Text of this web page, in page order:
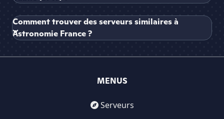
Comment trouver des serveurs similaires à
Astronomie France ?
MENUS
Serveurs